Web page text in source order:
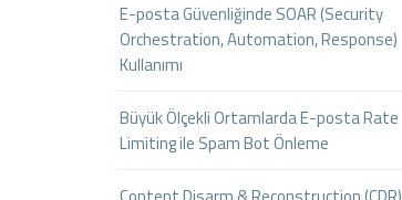
E-posta Güvenliğinde SOAR (Security
Orchestration, Automation, Response)
Kullanımı
Büyük Ölçekli Ortamlarda E-posta Rate
Limiting ile Spam Bot Önleme